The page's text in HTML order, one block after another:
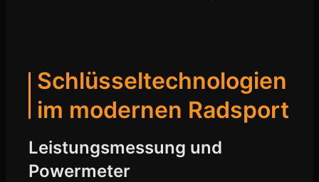
Schlüsseltechnologien
im modernen Radsport
Leistungsmessung und
Powermeter